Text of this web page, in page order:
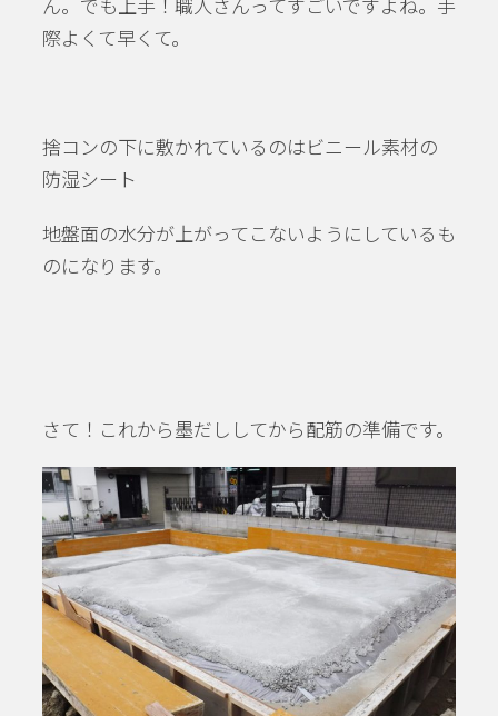
際よくて早くて。
捨コンの下に敷かれているのはビニール素材の
防湿シート
地盤面の水分が上がってこないようにしているも
のになります。
さて！これから墨だししてから配筋の準備です。